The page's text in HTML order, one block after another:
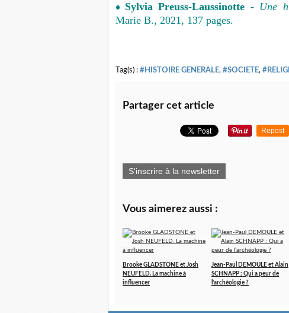
• Sylvia Preuss-Laussinotte - Une
Marie B., 2021, 137 pages.
Tag(s) : #HISTOIRE GENERALE, #SOCIETE,
Partager cet article
Repost
S'inscrire à la newsletter
Vous aimerez aussi :
Brooke GLADSTONE et Josh
NEUFELD. La machine à
influencer
Jean-Paul DEMOULE et Alain
SCHNAPP : Qui a peur de
l’archéologie ?